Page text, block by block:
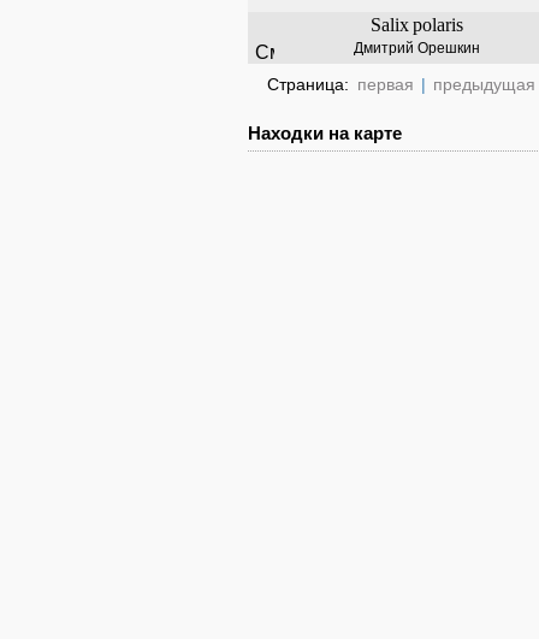
Salix polaris
Дмитрий Орешкин
Страница: первая | предыдущая
Находки на карте